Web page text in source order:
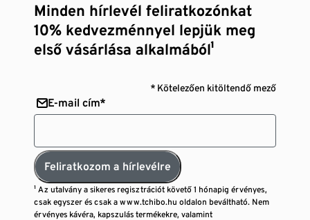
Minden hírlevél feliratkozónkat
10% kedvezménnyel lepjük meg
első vásárlása alkalmából¹
* Kötelezően kitöltendő mező
E-mail cím*
Feliratkozom a hírlevélre
¹ Az utalvány a sikeres regisztrációt követő 1 hónapig érvényes,
csak egyszer és csak a www.tchibo.hu oldalon beváltható. Nem
érvényes kávéra, kapszulás termékekre, valamint